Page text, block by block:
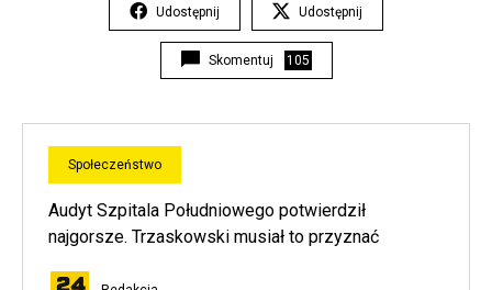
Udostępnij Udostępnij
Skomentuj 105
Społeczeństwo
Audyt Szpitala Południowego potwierdził
najgorsze. Trzaskowski musiał to przyznać